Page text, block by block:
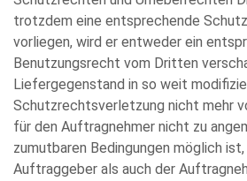
trotzdem eine entsprechende
vorliegen, wird er entweder ein
Benutzungsrecht vom Dritten
Liefergegenstand in so weit
Schutzrechtsverletzung nicht mehr
für den Auftragnehmer nicht zu
zumutbaren Bedingungen möglich
Auftraggeber als auch der